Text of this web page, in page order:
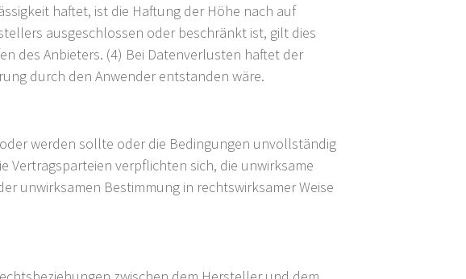
haftet, ist die Haftung der Höhe nach auf
ausgeschlossen oder beschränkt ist, gilt dies
des Anbieters. (4) Bei Datenverlusten haftet der
durch den Anwender entstanden wäre.
werden sollte oder die Bedingungen unvollständig
Vertragsparteien verpflichten sich, die unwirksame
unwirksamen Bestimmung in rechtswirksamer Weise